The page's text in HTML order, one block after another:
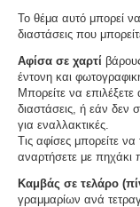
Το θέμα αυτό μπορεί
διαστάσεις που
Αφίσα σε χαρτί
έντονη και
Μπορείτε να
διαστάσεις, ή εάν δεν
για εναλλακτικές.
Τις αφίσες μπορείτε να
αναρτήσετε με πηχάκι
Καμβάς σε τελάρο
γραμμαρίων ανά